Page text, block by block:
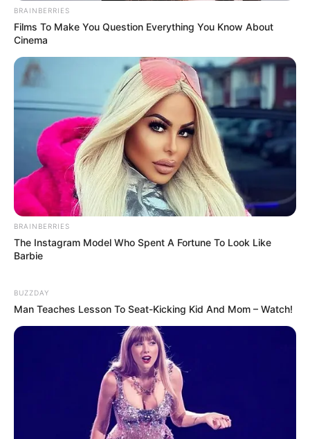
BRAINBERRIES
Films To Make You Question Everything You Know About
Cinema
BRAINBERRIES
The Instagram Model Who Spent A Fortune To Look Like
Barbie
BUZZDAY
Man Teaches Lesson To Seat-Kicking Kid And Mom – Watch!